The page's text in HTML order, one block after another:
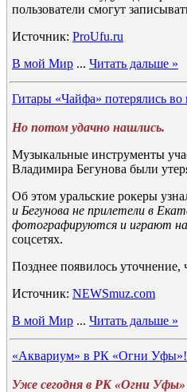
пользователи смогут
Источник: ProUfu.ru
В мой Мир ... Читать дальше »
Гитары «Чайфа» потерялись во
Но потом удачно нашлись.
Музыкальные инструменты
Владимира Бегунова были
Об этом уральские рокеры
и Бегунова не прилетели в
фотографируются и играют на
соцсетях.
Позднее появилось
Источник: NEWSmuz.com
В мой Мир ... Читать дальше »
«Аквариум» в РК «Огни Уфы»!
Уже сегодня в РК «Огни